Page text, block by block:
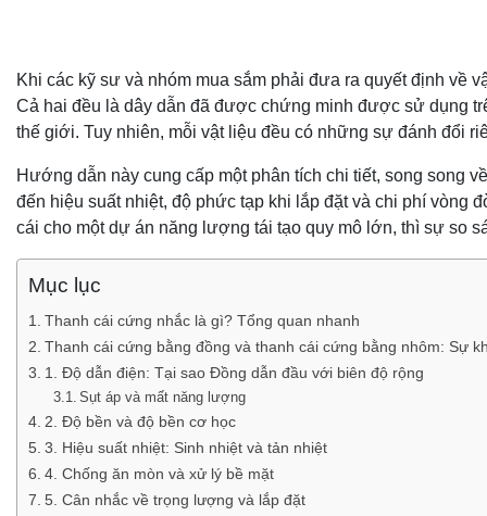
Khi các kỹ sư và nhóm mua sắm phải đưa ra quyết định về
Cả hai đều là dây dẫn đã được chứng minh được sử dụng
thế giới. Tuy nhiên, mỗi vật liệu đều có những sự đánh đổi
Hướng dẫn này cung cấp một phân tích chi tiết, song song
đến hiệu suất nhiệt, độ phức tạp khi lắp đặt và chi phí vòng
cái cho một dự án năng lượng tái tạo quy mô lớn, thì sự so
Mục lục
Thanh cái cứng nhắc là gì? Tổng quan nhanh
Thanh cái cứng bằng đồng và thanh cái cứng bằng nhôm: Sự
1. Độ dẫn điện: Tại sao Đồng dẫn đầu với biên độ rộng
Sụt áp và mất năng lượng
2. Độ bền và độ bền cơ học
3. Hiệu suất nhiệt: Sinh nhiệt và tản nhiệt
4. Chống ăn mòn và xử lý bề mặt
5. Cân nhắc về trọng lượng và lắp đặt